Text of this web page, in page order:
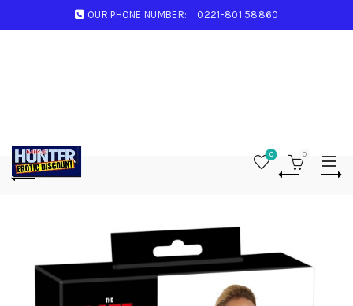
OUR PHONE NUMBER: 0221-801 58860
0 0